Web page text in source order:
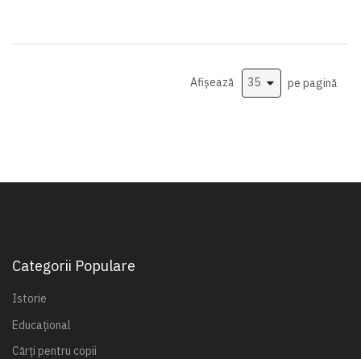
Afișează pe pagină
Categorii Populare
Istorie
Educațional
Cărți pentru copii